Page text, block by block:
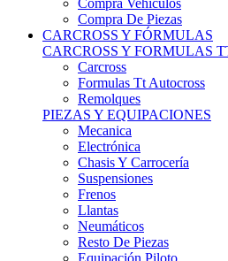
CARCROSS Y FÓRMULAS
CARCROSS Y FORMULAS TT
Carcross
Formulas Tt Autocross
Remolques
PIEZAS Y EQUIPACIONES
Mecanica
Electrónica
Chasis Y Carrocería
Suspensiones
Frenos
Llantas
Neumáticos
Resto De Piezas
Equipación Piloto
ANUNCIOS DE COMPRA